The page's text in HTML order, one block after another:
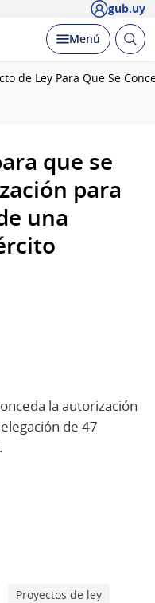
gub.uy
Desplegar
Menú Abrir
de Ley Para Que Se
que se
para
una
la autorización
de 47
Proyectos de ley